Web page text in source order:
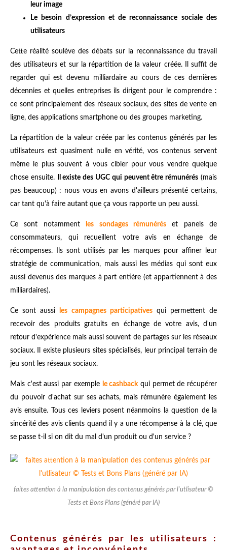
leur image
Le besoin d’expression et de reconnaissance sociale des
utilisateurs
Cette réalité soulève des débats sur la reconnaissance du travail
des utilisateurs et sur la répartition de la valeur créée. Il suffit de
regarder qui est devenu milliardaire au cours de ces dernières
décennies et quelles entreprises ils dirigent pour le comprendre :
ce sont principalement des réseaux sociaux, des sites de vente en
ligne, des applications smartphone ou des groupes marketing.
La répartition de la valeur créée par les contenus générés par les
utilisateurs est quasiment nulle en vérité, vos contenus servent
même le plus souvent à vous cibler pour vous vendre quelque
chose ensuite.
Il existe des UGC qui peuvent être rémunérés (mais
pas beaucoup) : nous vous en avons d'ailleurs présenté certains,
car tant qu'à faire autant que ça vous rapporte un peu aussi.
Ce sont notamment les sondages rémunéréset panels de
consommateurs, qui recueillent votre avis en échange de
récompenses. Ils sont utilisés par les marques pour affiner leur
stratégie de communication, mais aussi les médias qui sont eux
aussi devenus des marques à part entière (et appartiennent à des
milliardaires).
Ce sont aussi les campagnes participativesqui permettent de
recevoir des produits gratuits en échange de votre avis, d'un
retour d'expérience mais aussi souvent de partages sur les réseaux
sociaux. Il existe plusieurs sites spécialisés, leur principal terrain de
jeu sont les réseaux sociaux.
Mais c'est aussi par exemple le cashbackqui permet de récupérer
du pouvoir d'achat sur ses achats, mais rémunère également les
avis ensuite. Tous ces leviers posent néanmoins la question de la
sincérité des avis clients quand il y a une récompense à la clé, que
se passe t-il si on dit du mal d'un produit ou d'un service ?
faites attention à la manipulation des contenus générés par l'utlisateur ©
Tests et Bons Plans (généré par IA)
Contenus générés par les utilisateurs :